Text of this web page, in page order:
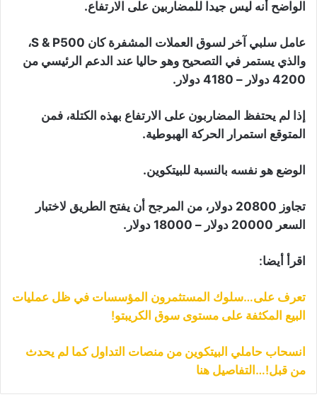
الواضح أنه ليس جيدا للمضاربين على الارتفاع.
عامل سلبي آخر لسوق العملات المشفرة كان S & P500،
والذي يستمر في التصحيح وهو حاليا عند الدعم الرئيسي من
4200 دولار – 4180 دولار.
إذا لم يحتفظ المضاربون على الارتفاع بهذه الكتلة، فمن
المتوقع استمرار الحركة الهبوطية.
الوضع هو نفسه بالنسبة للبيتكوين.
تجاوز 20800 دولار، من المرجح أن يفتح الطريق لاختبار
السعر 20000 دولار – 18000 دولار.
اقرأ أيضا:
تعرف على…سلوك المستثمرون المؤسسات في ظل عمليات
البيع المكثفة على مستوى سوق الكريبتو!
انسحاب حاملي البيتكوين من منصات التداول كما لم يحدث
من قبل!…التفاصيل هنا